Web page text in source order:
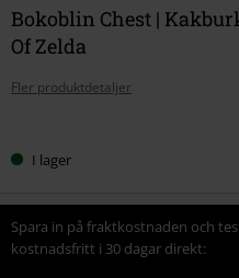
Bokoblin Chest |
Of Zelda
Fler produktdetaljer
dinI lager
Spara in på fraktkostnaden och
kostnadsfritt i 30 dagar direkt: